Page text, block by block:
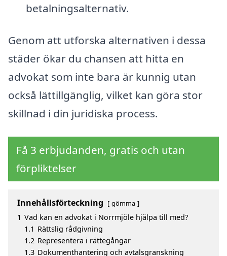
betalningsalternativ.
Genom att utforska alternativen i dessa
städer ökar du chansen att hitta en
advokat som inte bara är kunnig utan
också lättillgänglig, vilket kan göra stor
skillnad i din juridiska process.
Få 3 erbjudanden, gratis och utan
förpliktelser
Innehållsförteckning gömma
1 Vad kan en advokat i Norrmjöle hjälpa till med?
1.1 Rättslig rådgivning
1.2 Representera i rättegångar
1.3 Dokumenthantering och avtalsgranskning